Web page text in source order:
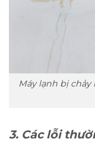
Máy lạnh bị chảy
3. Các lỗi